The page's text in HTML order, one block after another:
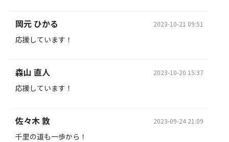
岡元 ひかる 2023-10-21 09:51
応援しています！
森山 直人 2023-10-20 15:37
応援しています！
佐々木 敦 2023-09-24 21:09
千里の道も一歩から！